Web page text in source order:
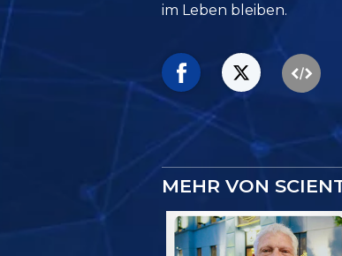
im Leben bleiben.
MEHR VON